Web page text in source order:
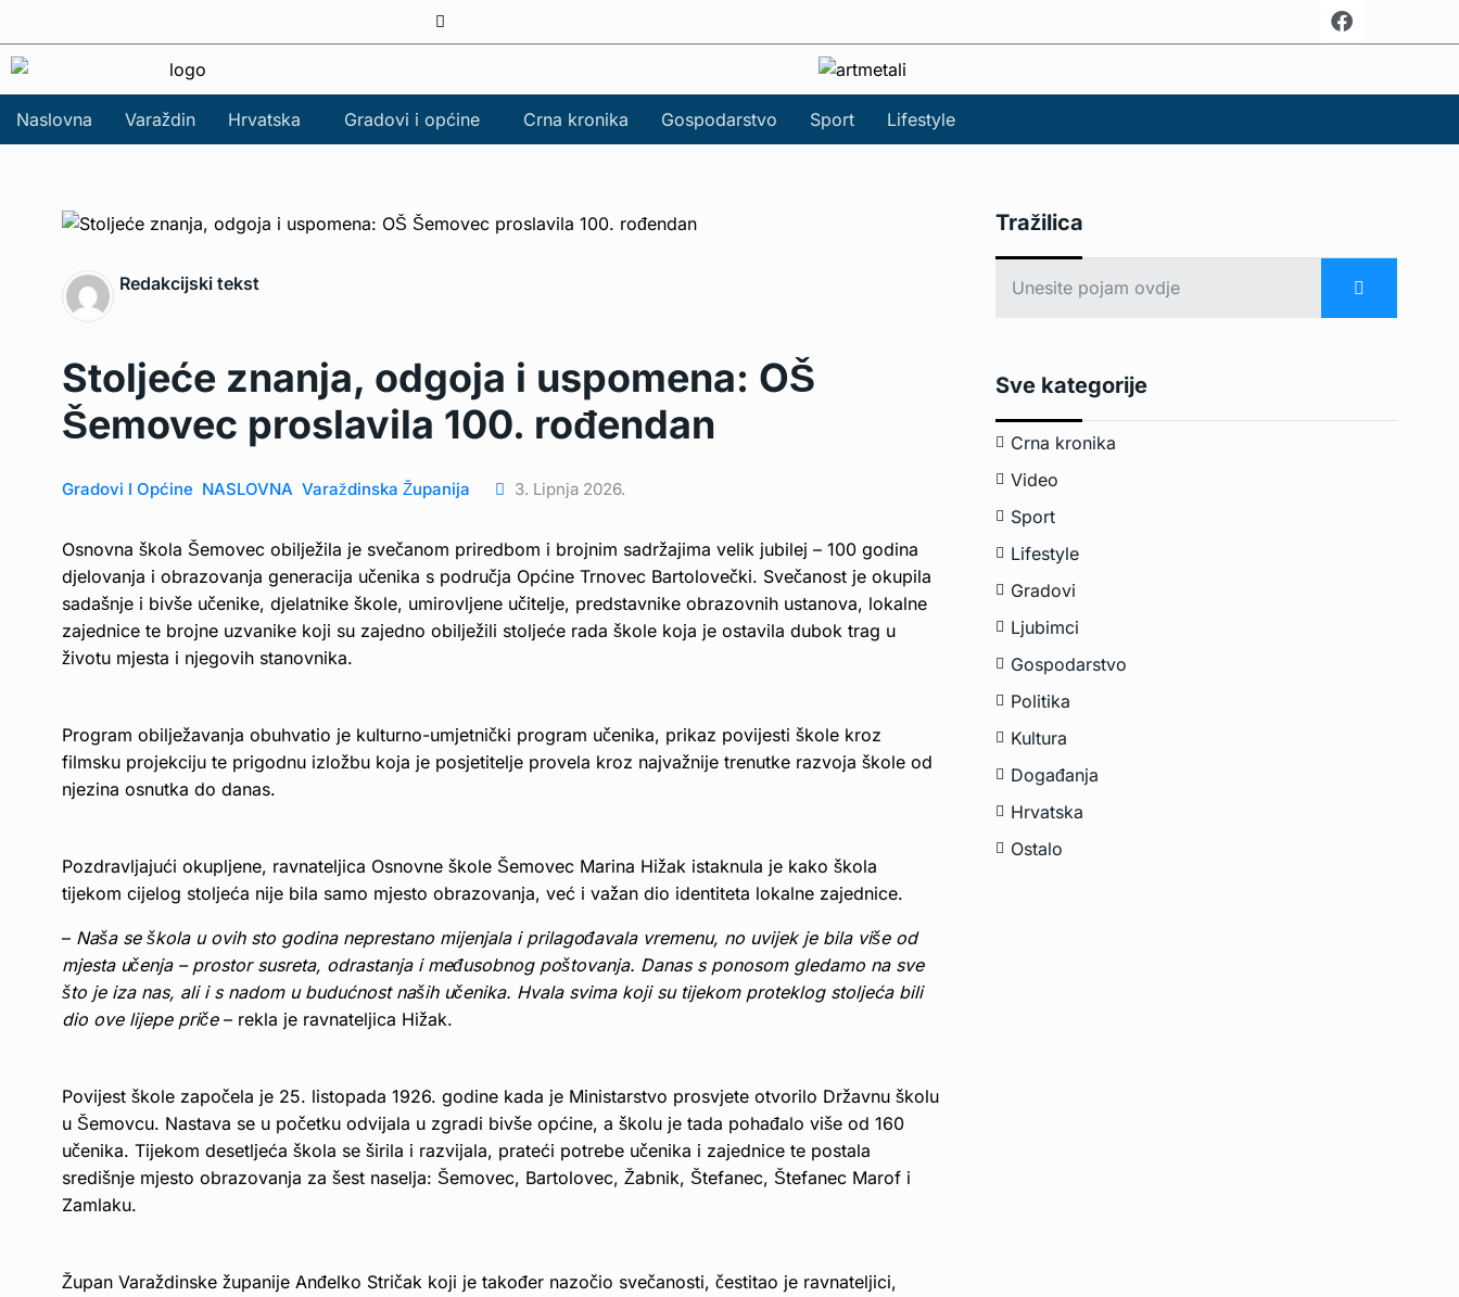
Naslovna Varaždin Hrvatska Gradovi i općine Crna kronika Gospodarstvo Sport Lifestyle
Redakcijski tekst
Stoljeće znanja, odgoja i uspomena: OŠ
Šemovec proslavila 100. rođendan
Gradovi I Općine NASLOVNA Varaždinska Županija 3. Lipnja 2026.
Osnovna škola Šemovec obilježila je svečanom priredbom i brojnim sadržajima velik jubilej – 100 godina
djelovanja i obrazovanja generacija učenika s područja Općine Trnovec Bartolovečki. Svečanost je okupila
sadašnje i bivše učenike, djelatnike škole, umirovljene učitelje, predstavnike obrazovnih ustanova, lokalne
zajednice te brojne uzvanike koji su zajedno obilježili stoljeće rada škole koja je ostavila dubok trag u
životu mjesta i njegovih stanovnika.
Program obilježavanja obuhvatio je kulturno-umjetnički program učenika, prikaz povijesti škole kroz
filmsku projekciju te prigodnu izložbu koja je posjetitelje provela kroz najvažnije trenutke razvoja škole od
njezina osnutka do danas.
Pozdravljajući okupljene, ravnateljica Osnovne škole Šemovec Marina Hižak istaknula je kako škola
tijekom cijelog stoljeća nije bila samo mjesto obrazovanja, već i važan dio identiteta lokalne zajednice.
– Naša se škola u ovih sto godina neprestano mijenjala i prilagođavala vremenu, no uvijek je bila više od
mjesta učenja – prostor susreta, odrastanja i međusobnog poštovanja. Danas s ponosom gledamo na sve
što je iza nas, ali i s nadom u budućnost naših učenika. Hvala svima koji su tijekom proteklog stoljeća bili
dio ove lijepe priče– rekla je ravnateljica Hižak.
Povijest škole započela je 25. listopada 1926. godine kada je Ministarstvo prosvjete otvorilo Državnu školu
u Šemovcu. Nastava se u početku odvijala u zgradi bivše općine, a školu je tada pohađalo više od 160
učenika. Tijekom desetljeća škola se širila i razvijala, prateći potrebe učenika i zajednice te postala
središnje mjesto obrazovanja za šest naselja: Šemovec, Bartolovec, Žabnik, Štefanec, Štefanec Marof i
Zamlaku.
Župan Varaždinske županije Anđelko Stričak koji je također nazočio svečanosti, čestitao je ravnateljici,
Tražilica
Sve kategorije
Crna kronika
Video
Sport
Lifestyle
Gradovi
Ljubimci
Gospodarstvo
Politika
Kultura
Događanja
Hrvatska
Ostalo